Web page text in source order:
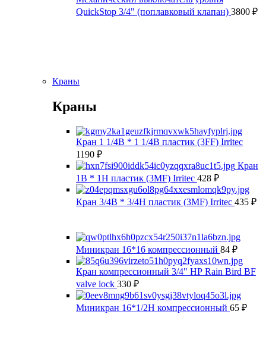
QuickStop 3/4" (поплавковый клапан) 3800 ₽
Краны
Краны
Кран 1 1/4В * 1 1/4В пластик (3FF) Irritec
1190 ₽
Кран
1В * 1Н пластик (3MF) Irritec 428 ₽
Кран 3/4В * 3/4Н пластик (3MF) Irritec 435 ₽
Миникран 16*16 компрессионный 84 ₽
Кран компрессионный 3/4" НР Rain Bird BF
valve lock 330 ₽
Миникран 16*1/2Н компрессионный 65 ₽